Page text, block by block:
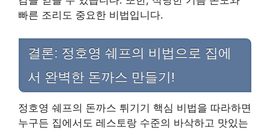
빠른 조리도 중요한 비법입니다.
결론: 정호영 쉐프의 비법으로 집에
서 완벽한 돈까스 만들기!
정호영 쉐프의 돈까스 튀기기 핵심 비법을 따라하면
누구든 집에서도 레스토랑 수준의 바삭하고 맛있는